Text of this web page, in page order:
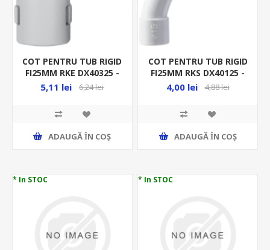
COT PENTRU TUB RIGID
FI25MM RKE DX40325 -
90GR - RACORD RIGID
5,11 lei 6,24 lei
ADAUGĂ ȊN COŞ
COT PENTRU TUB RIGID
FI25MM RKS DX40125 -
CURBA - RACORD RIGID
4,00 lei 4,88 lei
ADAUGĂ ȊN COŞ
* In STOC * In STOC